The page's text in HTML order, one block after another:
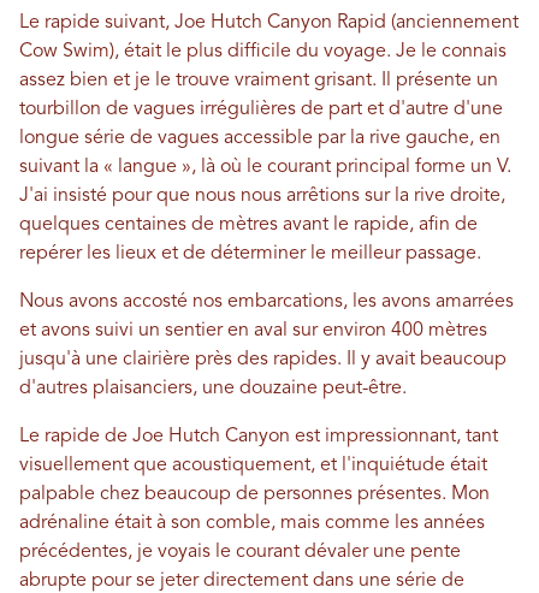
Le rapide suivant, Joe Hutch Canyon Rapid (anciennement
Cow Swim), était le plus difficile du voyage. Je le connais
assez bien et je le trouve vraiment grisant. Il présente un
tourbillon de vagues irrégulières de part et d'autre d'une
longue série de vagues accessible par la rive gauche, en
suivant la « langue », là où le courant principal forme un V.
J'ai insisté pour que nous nous arrêtions sur la rive droite,
quelques centaines de mètres avant le rapide, afin de
repérer les lieux et de déterminer le meilleur passage.
Nous avons accosté nos embarcations, les avons amarrées
et avons suivi un sentier en aval sur environ 400 mètres
jusqu'à une clairière près des rapides. Il y avait beaucoup
d'autres plaisanciers, une douzaine peut-être.
Le rapide de Joe Hutch Canyon est impressionnant, tant
visuellement que acoustiquement, et l'inquiétude était
palpable chez beaucoup de personnes présentes. Mon
adrénaline était à son comble, mais comme les années
précédentes, je voyais le courant dévaler une pente
abrupte pour se jeter directement dans une série de